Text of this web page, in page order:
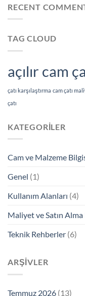
RECENT
TAG CLOUD
açılır cam
çatı karşılaştırma cam çatı
çatı
KATEGORILER
Cam ve Malzeme
Genel (1)
Kullanım Alanları (4)
Maliyet ve Satın
Teknik Rehberler (6)
ARŞIVLER
Temmuz 2026 (13)